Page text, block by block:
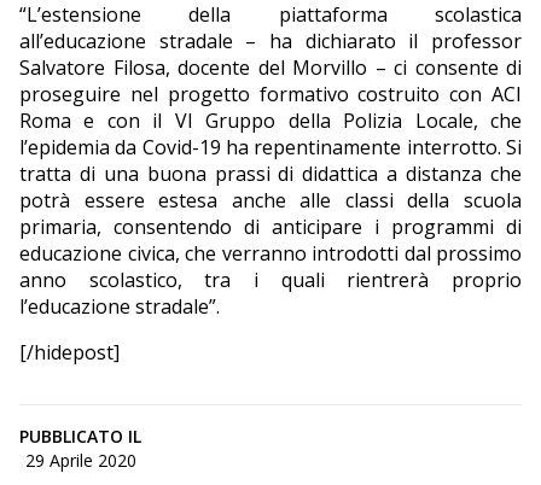
“L’estensione della piattaforma scolastica
all’educazione stradale – ha dichiarato il professor
Salvatore Filosa, docente del Morvillo – ci consente di
proseguire nel progetto formativo costruito con ACI
Roma e con il VI Gruppo della Polizia Locale, che
l’epidemia da Covid-19 ha repentinamente interrotto. Si
tratta di una buona prassi di didattica a distanza che
potrà essere estesa anche alle classi della scuola
primaria, consentendo di anticipare i programmi di
educazione civica, che verranno introdotti dal prossimo
anno scolastico, tra i quali rientrerà proprio
l’educazione stradale”.
[/hidepost]
PUBBLICATO IL
29 Aprile 2020